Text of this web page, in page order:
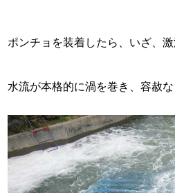
ポンチョを装着したら、いざ、激
水流が本格的に渦を巻き、容赦